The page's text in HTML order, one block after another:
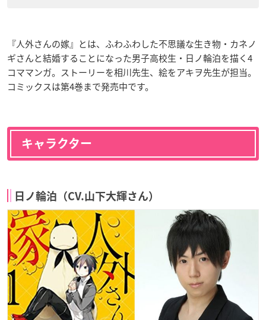
『人外さんの嫁』とは、ふわふわした不思議な生き物・カネノ
ギさんと結婚することになった男子高校生・日ノ輪泊を描く4
コママンガ。ストーリーを相川先生、絵をアキヲ先生が担当。
コミックスは第4巻まで発売中です。
キャラクター
日ノ輪泊（CV.山下大輝さん）